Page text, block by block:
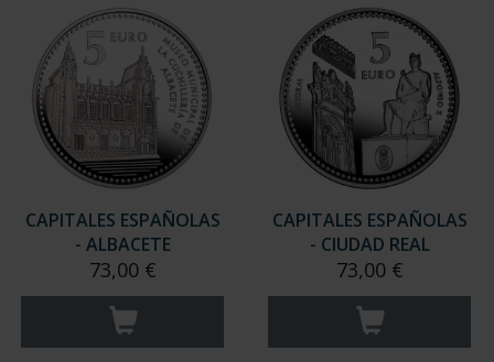
CAPITALES ESPAÑOLAS
- ALBACETE
73,00 €
CAPITALES ESPAÑOLAS
- CIUDAD REAL
73,00 €